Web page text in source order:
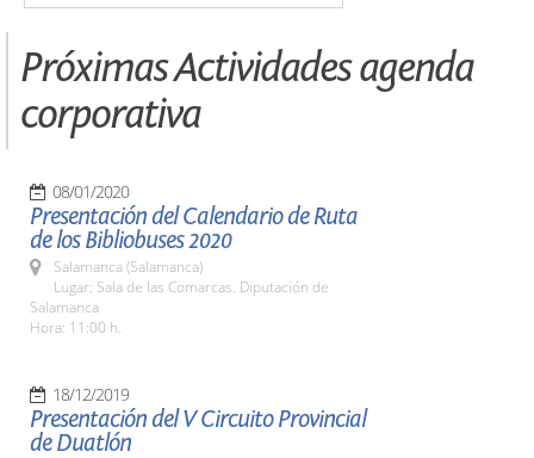
Próximas Actividades agenda
corporativa
08/01/2020
Presentación del Calendario de Ruta
de los Bibliobuses 2020
Salamanca (Salamanca)
Lugar: Sala de las Comarcas. Diputación de
Salamanca
Hora: 11:00 h.
18/12/2019
Presentación del V Circuito Provincial
de Duatlón